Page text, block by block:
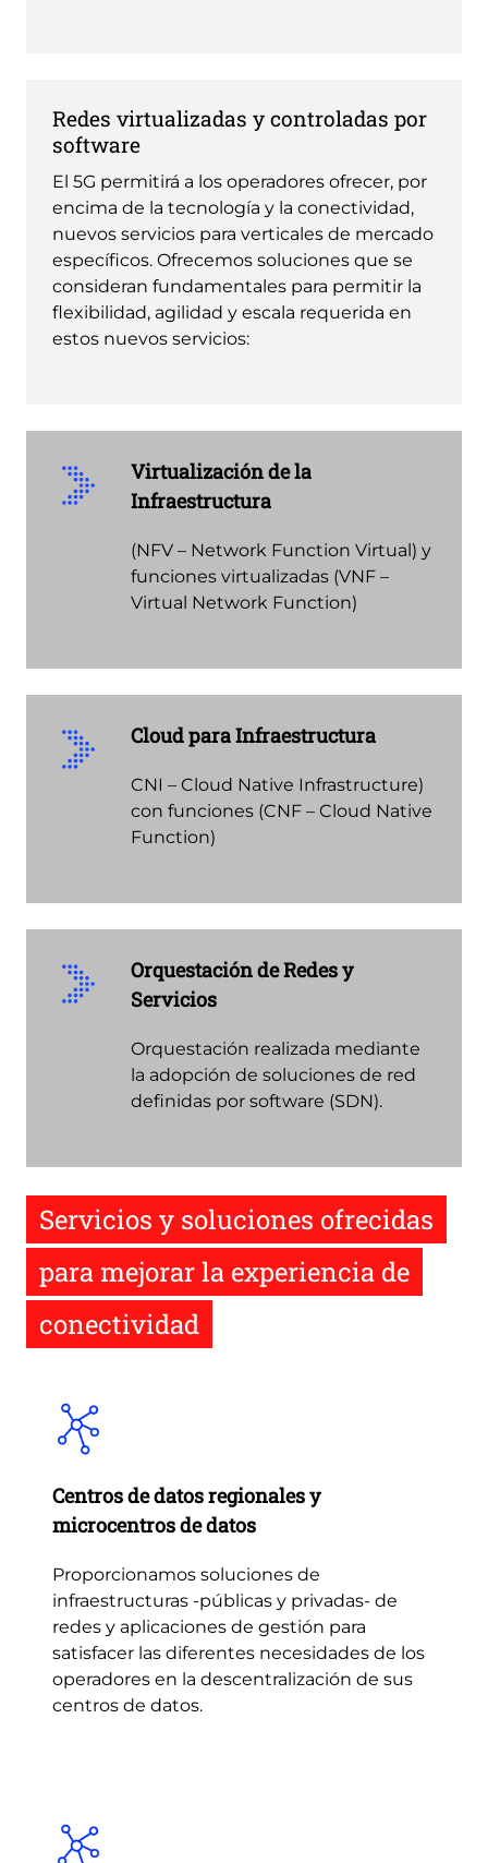
Redes virtualizadas y controladas por
software
El 5G permitirá a los operadores ofrecer, por
encima de la tecnología y la conectividad,
nuevos servicios para verticales de mercado
específicos. Ofrecemos soluciones que se
consideran fundamentales para permitir la
flexibilidad, agilidad y escala requerida en
estos nuevos servicios:
Virtualización de la
Infraestructura
(NFV – Network Function Virtual) y
funciones virtualizadas (VNF –
Virtual Network Function)
Cloud para Infraestructura
CNI – Cloud Native Infrastructure)
con funciones (CNF – Cloud Native
Function)
Orquestación de Redes y
Servicios
Orquestación realizada mediante
la adopción de soluciones de red
definidas por software (SDN).
Servicios y soluciones ofrecidas
para mejorar la experiencia de
conectividad
Centros de datos regionales y
microcentros de datos
Proporcionamos soluciones de
infraestructuras -públicas y privadas- de
redes y aplicaciones de gestión para
satisfacer las diferentes necesidades de los
operadores en la descentralización de sus
centros de datos.